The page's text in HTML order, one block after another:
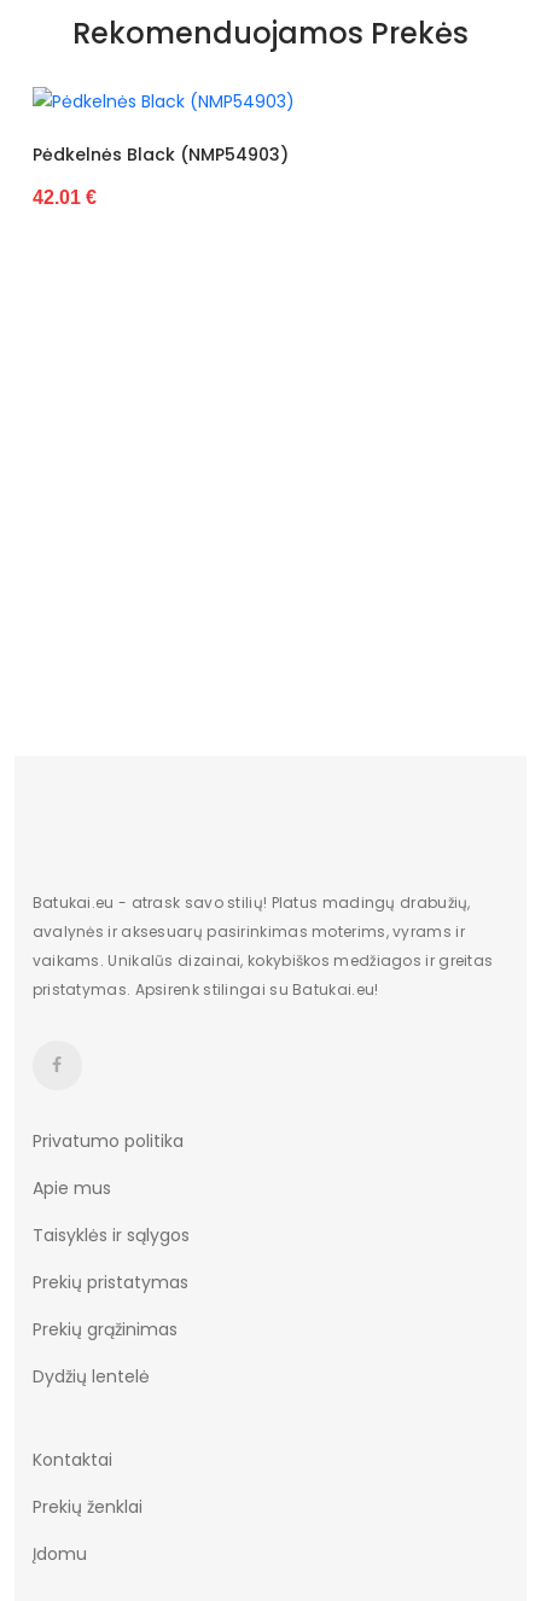
Rekomenduojamos Prekės
Batukai.eu - atrask savo stilių! Platus madingų drabužių,
avalynės ir aksesuarų pasirinkimas moterims, vyrams ir
vaikams. Unikalūs dizainai, kokybiškos medžiagos ir greitas
pristatymas. Apsirenk stilingai su Batukai.eu!
Privatumo politika
Apie mus
Taisyklės ir sąlygos
Prekių pristatymas
Prekių grąžinimas
Dydžių lentelė
Kontaktai
Prekių ženklai
Įdomu